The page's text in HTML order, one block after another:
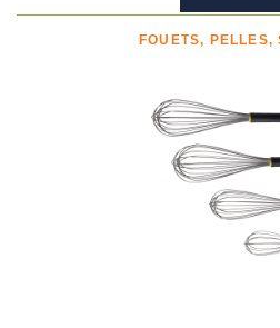
FOUETS, PELLES,